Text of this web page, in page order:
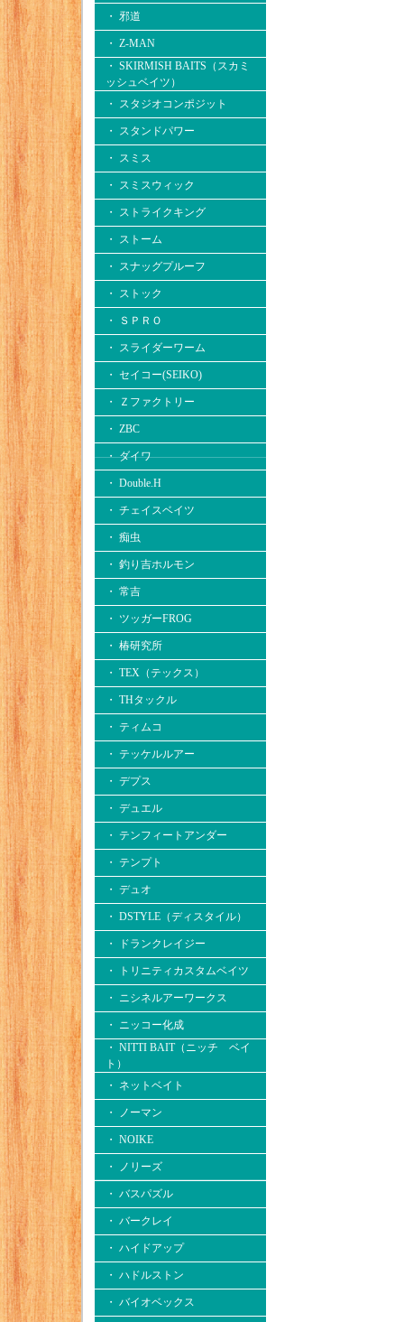
・ 邪道
・ Z-MAN
・ SKIRMISH BAITS（スカミ
ッシュベイツ）
・ スタジオコンポジット
・ スタンドパワー
・ スミス
・ スミスウィック
・ ストライクキング
・ ストーム
・ スナッグプルーフ
・ ストック
・ ＳＰＲＯ
・ スライダーワーム
・ セイコー(SEIKO)
・ Ｚファクトリー
・ ZBC
・ ダイワ
・ Double.H
・ チェイスベイツ
・ 痴虫
・ 釣り吉ホルモン
・ 常吉
・ ツッガーFROG
・ 椿研究所
・ TEX（テックス）
・ THタックル
・ ティムコ
・ テッケルルアー
・ デプス
・ デュエル
・ テンフィートアンダー
・ テンプト
・ デュオ
・ DSTYLE（ディスタイル）
・ ドランクレイジー
・ トリニティカスタムベイツ
・ ニシネルアーワークス
・ ニッコー化成
・ NITTI BAIT（ニッチ ベイ
ト）
・ ネットベイト
・ ノーマン
・ NOIKE
・ ノリーズ
・ バスパズル
・ バークレイ
・ ハイドアップ
・ ハドルストン
・ バイオベックス